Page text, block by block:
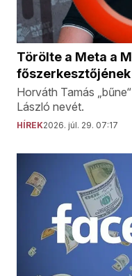
Törölte a Meta a
Horváth Tamás
László nevét.
HÍREK2026. júl. 29. 07:17